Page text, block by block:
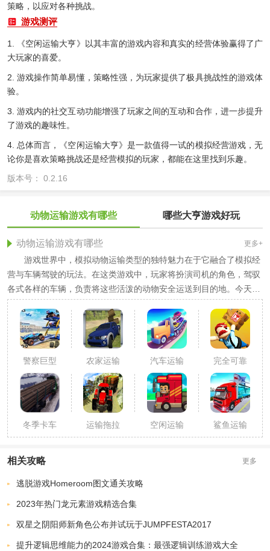
策略，以应对各种挑战。
游戏测评
1. 《空闲运输大亨》以其丰富的游戏内容和真实的经营体验赢得了广
大玩家的喜爱。
2. 游戏操作简单易懂，策略性强，为玩家提供了极具挑战性的游戏体
验。
3. 游戏内的社交互动功能增强了玩家之间的互动和合作，进一步提升
了游戏的趣味性。
4. 总体而言，《空闲运输大亨》是一款值得一试的模拟经营游戏，无
论你是喜欢策略挑战还是经营模拟的玩家，都能在这里找到乐趣。
版本号： 0.2.16
动物运输游戏有哪些 哪些大亨游戏好玩
动物运输游戏有哪些 更多+
游戏世界中，模拟动物运输类型的独特魅力在于它融合了模拟经
营与车辆驾驶的玩法。在这类游戏中，玩家将扮演司机的角色，驾驭
各式各样的车辆，负责将这些活泼的动物安全运送到目的地。今天，
为了让热爱这一独特体验的游戏爱好者们不错过任何精彩，小编特别
挑选并推荐几款精选的动物运输模拟游戏。如果你对这种结合了策
略、技巧和速度感的游戏充满兴趣，那么可别错过了哦！
警察巨型
卡车运输
农家运输
车2023
汽车运输
车游戏
完全可靠
的快递运
输
冬季卡车
模拟运输
运输拖拉
机爬坡
空闲运输
大亨
鲨鱼运输
车
相关攻略 更多
逃脱游戏Homeroom图文通关攻略
2023年热门龙元素游戏精选合集
双星之阴阳师新角色公布并试玩于JUMPFESTA2017
提升逻辑思维能力的2024游戏合集：最强逻辑训练游戏大全